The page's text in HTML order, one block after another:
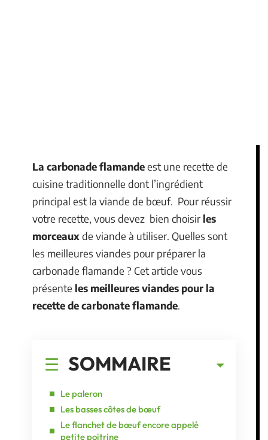
La carbonade flamandeest une recette de
cuisine traditionnelle dont l’ingrédient
principal est la viande de bœuf. Pour réussir
votre recette, vous devez bien choisir les
morceauxde viande à utiliser. Quelles sont
les meilleures viandes pour préparer la
carbonade flamande ? Cet article vous
présente les meilleures viandes pour la
recette de carbonate flamande.
SOMMAIRE
Le paleron
Les basses côtes de bœuf
Le flanchet de bœuf encore appelé
petite poitrine